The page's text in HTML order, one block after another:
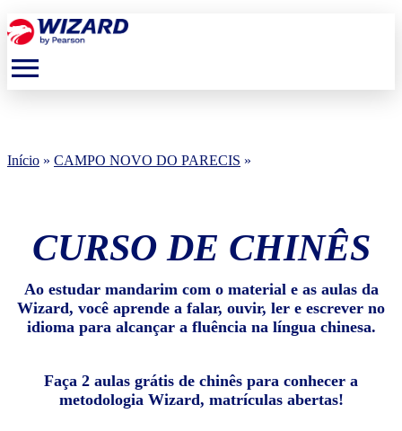
menu
Início » CAMPO NOVO DO PARECIS »
CURSO DE CHINÊS
Ao estudar mandarim com o material e as aulas da
Wizard, você aprende a falar, ouvir, ler e escrever no
idioma para alcançar a fluência na língua chinesa.
Faça 2 aulas grátis de chinês para conhecer a
metodologia Wizard, matrículas abertas!